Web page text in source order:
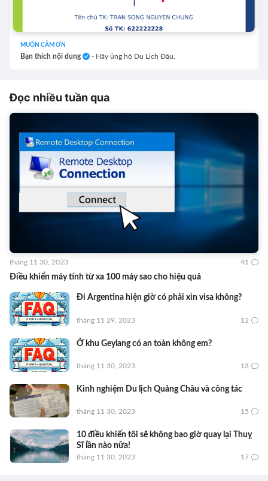
MUỐN CẢM ƠN
Bạn thích nội dung - Hãy ủng hộ Du Lịch Đâu.
Đọc nhiều tuần qua
Điều khiển máy tính từ xa 100 máy sao cho hiệu quả
tháng 11 30, 2023 41
Đi Argentina hiện giờ có phải xin visa không?
tháng 11 29, 2023 12
Ở khu Geylang có an toàn không em?
tháng 11 30, 2023 13
Kinh nghiệm Du lịch Quảng Châu và công tác
tháng 11 30, 2023 15
10 điều khiến tôi sẽ không bao giờ quay lại Thuỵ
Sĩ lần nào nữa!
tháng 11 30, 2023 17